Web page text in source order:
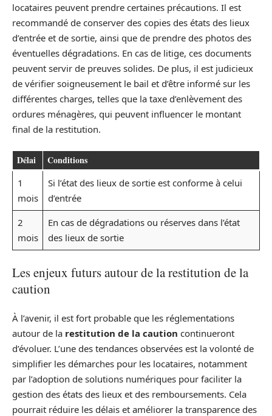
locataires peuvent prendre certaines précautions. Il est
recommandé de conserver des copies des états des lieux
d’entrée et de sortie, ainsi que de prendre des photos des
éventuelles dégradations. En cas de litige, ces documents
peuvent servir de preuves solides. De plus, il est judicieux
de vérifier soigneusement le bail et d’être informé sur les
différentes charges, telles que la taxe d’enlèvement des
ordures ménagères, qui peuvent influencer le montant
final de la restitution.
Délai Conditions
1
mois
Si l’état des lieux de sortie est conforme à celui
d’entrée
2
mois
En cas de dégradations ou réserves dans l’état
des lieux de sortie
Les enjeux futurs autour de la restitution de la
caution
À l’avenir, il est fort probable que les réglementations
autour de la restitution de la caution continueront
d’évoluer. L’une des tendances observées est la volonté de
simplifier les démarches pour les locataires, notamment
par l’adoption de solutions numériques pour faciliter la
gestion des états des lieux et des remboursements. Cela
pourrait réduire les délais et améliorer la transparence des